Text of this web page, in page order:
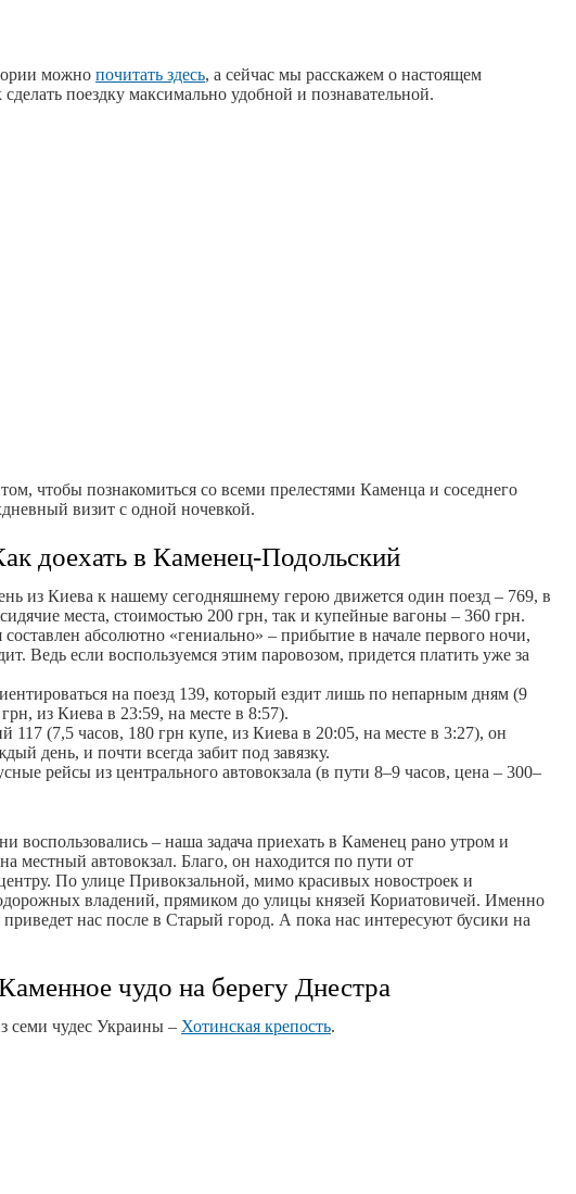
можно почитать здесь, а сейчас мы расскажем о настоящем
поездку максимально удобной и познавательной.
чтобы познакомиться со всеми прелестями Каменца и соседнего
визит с одной ночевкой.
доехать в Каменец-Подольский
из Киева к нашему сегодняшнему герою движется один поезд – 769, в
места, стоимостью 200 грн, так и купейные вагоны – 360 грн.
абсолютно «гениально» – прибытие в начале первого ночи,
Ведь если воспользуемся этим паровозом, придется платить уже за
на поезд 139, который ездит лишь по непарным дням (9
из Киева в 23:59, на месте в 8:57).
117 (7,5 часов, 180 грн купе, из Киева в 20:05, на месте в 3:27), он
день, и почти всегда забит под завязку.
рейсы из центрального автовокзала (в пути 8–9 часов, цена – 300–
воспользовались – наша задача приехать в Каменец рано утром и
местный автовокзал. Благо, он находится по пути от
По улице Привокзальной, мимо красивых новостроек и
владений, прямиком до улицы князей Кориатовичей. Именно
приведет нас после в Старый город. А пока нас интересуют бусики на
чудо на берегу Днестра
семи чудес Украины – Хотинская крепость.